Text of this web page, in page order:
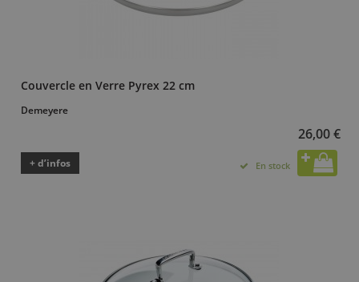
Couvercle en Verre Pyrex 22 cm
Demeyere
26,00 €
+ d’infos En stock